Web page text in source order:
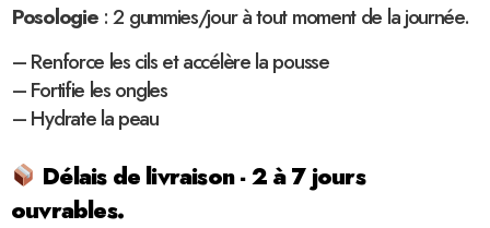
Posologie: 2 gummies/jour à tout moment de la journée.
– Renforce les cils et accélère la pousse
– Fortifie les ongles
– Hydrate la peau
Délais de livraison - 2 à 7 jours
ouvrables.